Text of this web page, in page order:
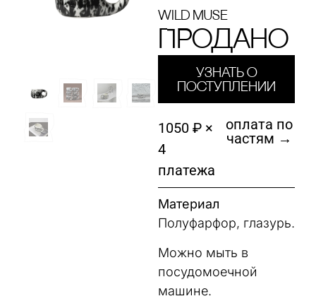
Wild Muse
Продано
Узнать о
поступлении
1050 ₽ ×
4
платежа
оплата по
частям →
Материал
Полуфарфор, глазурь.
Можно мыть в
посудомоечной
машине.